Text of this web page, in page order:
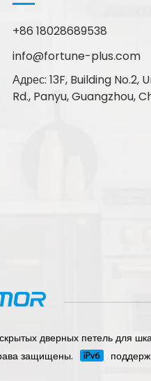
+86 18028689538
info@fortune-plus.com
Адрес: 13F, Building
Rd., Panyu, Guangzhou,
дверных петель для
защищены.